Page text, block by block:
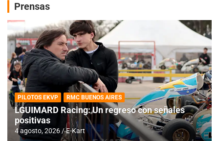
Prensas
PILOTOS EKVP RMC BUENOS AIRES
LGUIMARD Racing: Un regreso con señales
positivas
4 agosto, 2026 E-Kart